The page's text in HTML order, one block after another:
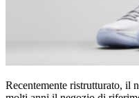
Recentemente ristrutturato, il